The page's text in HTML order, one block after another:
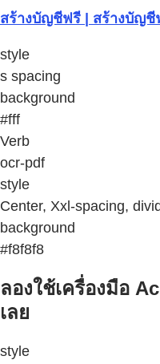
สร้างบัญชีฟรี | สร้างบัญชี
style
s spacing
background
#fff
Verb
ocr-pdf
style
Center, Xxl-spacing,
background
#f8f8f8
ลองใช้เครื่องมือ
เลย
style